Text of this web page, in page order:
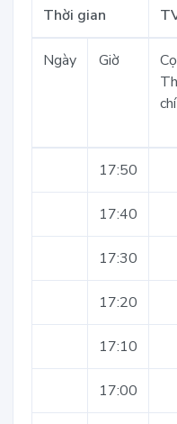
Thời gian
Ngày Giờ
chí
17:50
17:40
17:30
17:20
17:10
17:00